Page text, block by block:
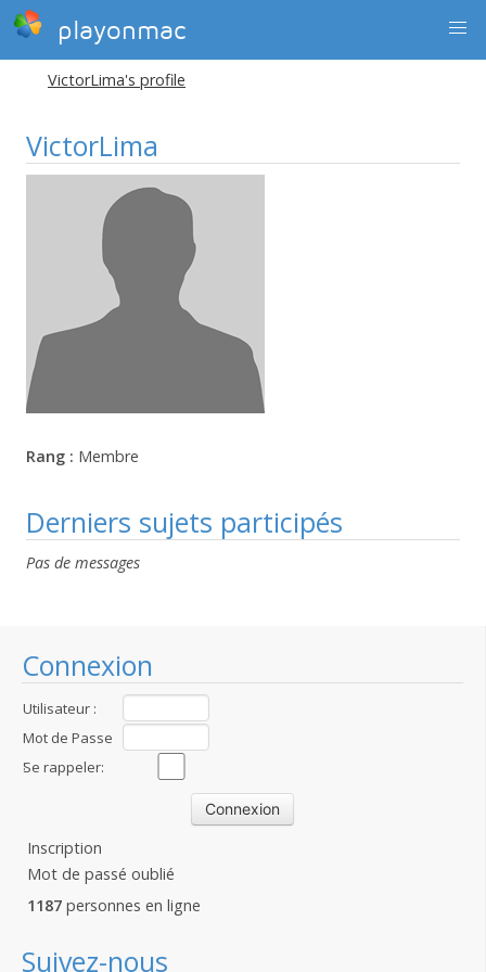
playonmac
Connexion
Utilisateur :
Mot de Passe
:Se rappeler:
Inscription
Mot de passé oublié
1187 personnes en ligne
Suivez-nous
VictorLima's profile
VictorLima
Rang : Membre
Derniers sujets participés
Pas de messages